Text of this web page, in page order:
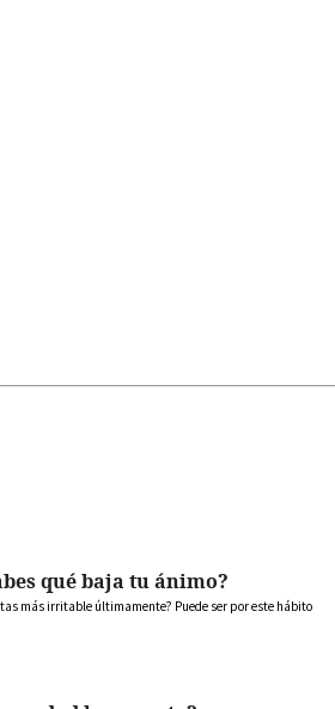
qué baja tu ánimo?
más irritable últimamente? Puede ser por este hábito